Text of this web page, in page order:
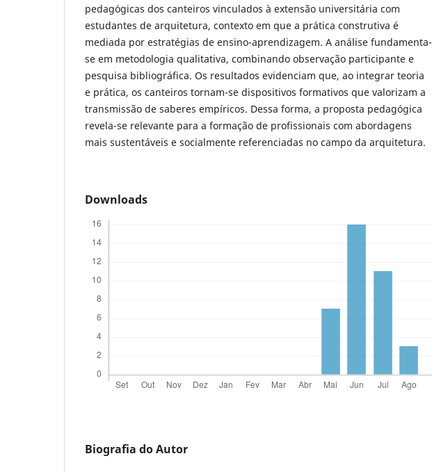
pedagógicas dos canteiros vinculados à extensão universitária com
estudantes de arquitetura, contexto em que a prática construtiva é
mediada por estratégias de ensino-aprendizagem. A análise fundamenta-
se em metodologia qualitativa, combinando observação participante e
pesquisa bibliográfica. Os resultados evidenciam que, ao integrar teoria
e prática, os canteiros tornam-se dispositivos formativos que valorizam a
transmissão de saberes empíricos. Dessa forma, a proposta pedagógica
revela-se relevante para a formação de profissionais com abordagens
mais sustentáveis e socialmente referenciadas no campo da arquitetura.
Downloads
Biografia do Autor